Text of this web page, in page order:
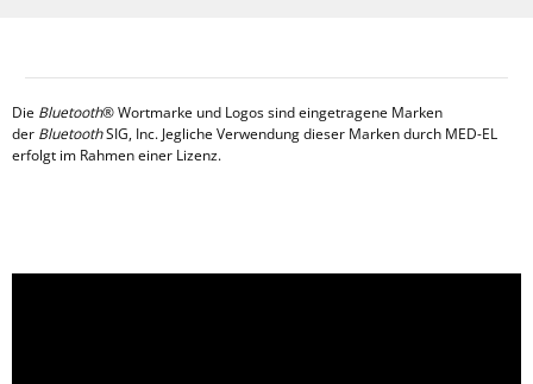
Die Bluetooth® Wortmarke und Logos sind eingetragene Marken
der BluetoothSIG, Inc. Jegliche Verwendung dieser Marken durch MED-EL
erfolgt im Rahmen einer Lizenz.